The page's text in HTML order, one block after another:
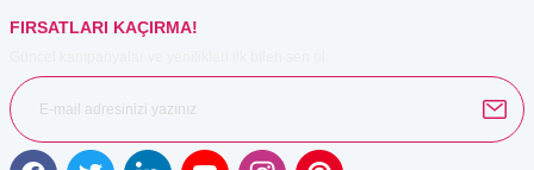
FIRSATLARI KAÇIRMA!